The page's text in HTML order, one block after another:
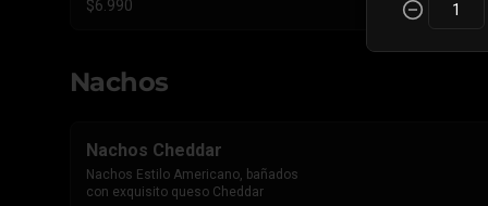
$6.990
Nachos
Nachos Cheddar
Nachos Estilo Americano, bañados
con exquisito queso Cheddar